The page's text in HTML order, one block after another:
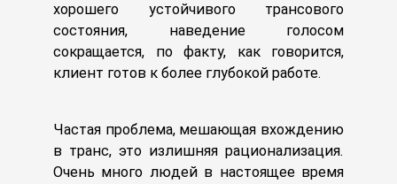
хорошего устойчивого трансового
состояния, наведение голосом
сокращается, по факту, как говорится,
клиент готов к более глубокой работе.
Частая проблема, мешающая вхождению
в транс, это излишняя рационализация.
Очень много людей в настоящее время